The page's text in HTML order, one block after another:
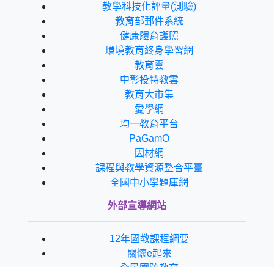
教學科技化評量(測驗)
教育部郵件系統
健康體育護照
環境教育終身學習網
教育雲
中彰投特教雲
教育大市集
愛學網
均一教育平台
PaGamO
因材網
課程與教學資源整合平臺
全國中小學題庫網
外部宣導網站
12年國教課程綱要
關懷e起來